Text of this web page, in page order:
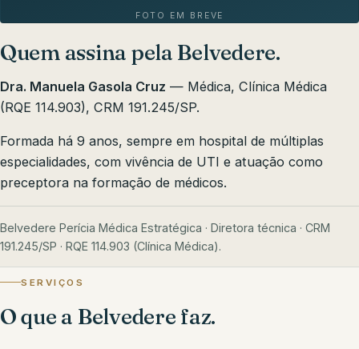
FOTO EM BREVE
Quem assina pela Belvedere.
Dra. Manuela Gasola Cruz — Médica, Clínica Médica
(RQE 114.903), CRM 191.245/SP.
Formada há 9 anos, sempre em hospital de múltiplas
especialidades, com vivência de UTI e atuação como
preceptora na formação de médicos.
Belvedere Perícia Médica Estratégica · Diretora técnica · CRM
191.245/SP · RQE 114.903 (Clínica Médica).
SERVIÇOS
O que a Belvedere faz.